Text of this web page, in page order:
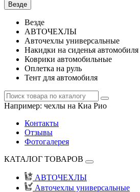
Везде
Везде
АВТОЧЕХЛЫ
Авточехлы универсальные
Накидки на сиденья автомобиля
Коврики автомобильные
Оплетка на руль
Тент для автомобиля
Например: чехлы на Киа Рио
Контакты
Отзывы
Фотогалерея
КАТАЛОГ ТОВАРОВ
АВТОЧЕХЛЫ
Авточехлы универсальные